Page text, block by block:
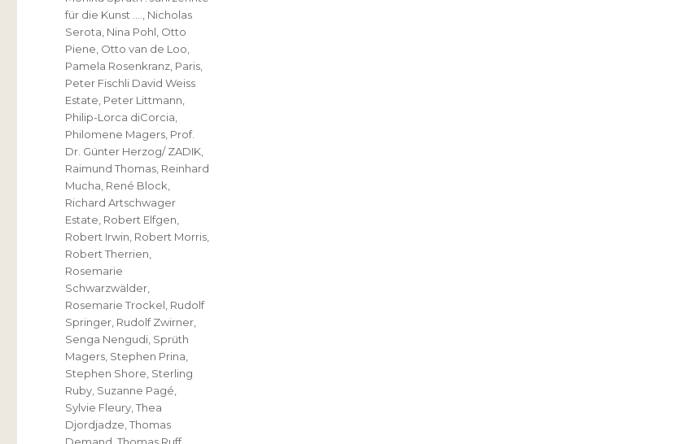
für die Kunst ….
Nicholas
Serota Nina Pohl Otto
Piene Otto van de Loo
Pamela Rosenkranz Paris
Peter Fischli David Weiss
Estate Peter Littmann
Philip-Lorca diCorcia
Philomene Magers Prof.
Dr. Günter Herzog/ ZADIK
Raimund Thomas Reinhard
Mucha René Block
Richard Artschwager
Estate Robert Elfgen
Robert Irwin Robert Morris
Robert Therrien
Rosemarie
Schwarzwälder
Rosemarie Trockel Rudolf
Springer Rudolf Zwirner
Senga Nengudi Sprüth
Magers Stephen Prina
Stephen Shore Sterling
Ruby Suzanne Pagé
Sylvie Fleury ,Thea
Djordjadze ,Thomas